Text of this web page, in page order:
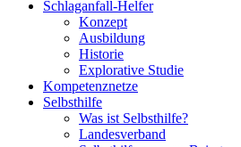
Schlaganfall-Helfer
Konzept
Ausbildung
Historie
Explorative Studie
Kompetenznetze
Selbsthilfe
Was ist Selbsthilfe?
Landesverband